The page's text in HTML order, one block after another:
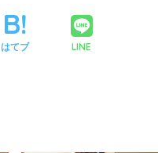
はてブ LINE